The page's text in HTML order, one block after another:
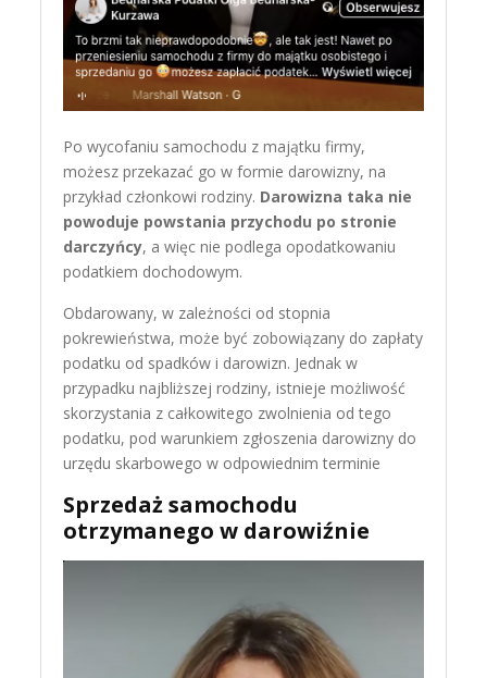
Po wycofaniu samochodu z majątku firmy,
możesz przekazać go w formie darowizny, na
przykład członkowi rodziny. Darowizna taka nie
powoduje powstania przychodu po stronie
darczyńcy, a więc nie podlega opodatkowaniu
podatkiem dochodowym.​
Obdarowany, w zależności od stopnia
pokrewieństwa, może być zobowiązany do zapłaty
podatku od spadków i darowizn. Jednak w
przypadku najbliższej rodziny, istnieje możliwość
skorzystania z całkowitego zwolnienia od tego
podatku, pod warunkiem zgłoszenia darowizny do
urzędu skarbowego w odpowiednim terminie
Sprzedaż samochodu
otrzymanego w darowiźnie